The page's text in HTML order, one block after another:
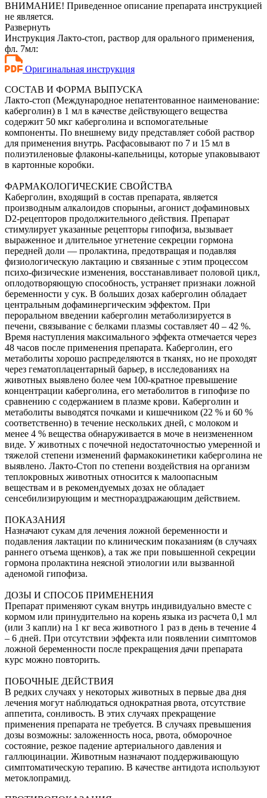
ВНИМАНИЕ! Приведенное описание препарата инструкцией
не является.
Развернуть
Инструкция Лакто-стоп, раствор для орального применения,
фл. 7мл:
Оригинальная инструкция
СОСТАВ И ФОРМА ВЫПУСКА
Лакто-стоп (Международное непатентованное наименование:
каберголин) в 1 мл в качестве действующего вещества
содержит 50 мкг каберголина и вспомогательные
компоненты. По внешнему виду представляет собой раствор
для применения внутрь. Расфасовывают по 7 и 15 мл в
полиэтиленовые флаконы-капельницы, которые упаковывают
в картонные коробки.
ФАРМАКОЛОГИЧЕСКИЕ СВОЙСТВА
Каберголин, входящий в состав препарата, является
производным алкалоидов спорыньи, агонист дофаминовых
D2-рецепторов продолжительного действия. Препарат
стимулирует указанные рецепторы гипофиза, вызывает
выраженное и длительное угнетение секреции гормона
передней доли — пролактина, предотвращая и подавляя
физиологическую лактацию и связанные с этим процессом
психо-физические изменения, восстанавливает половой цикл,
оплодотворяющую способность, устраняет признаки ложной
беременности у сук. В больших дозах каберголин обладает
центральным дофаминергическим эффектом. При
пероральном введении каберголин метаболизируется в
печени, связывание с белками плазмы составляет 40 – 42 %.
Время наступления максимального эффекта отмечается через
48 часов после применения препарата. Каберголин, его
метаболиты хорошо распределяются в тканях, но не проходят
через гематоплацентарный барьер, в исследованиях на
животных выявлено более чем 100-кратное превышение
концентрации каберголина, его метаболитов в гипофизе по
сравнению с содержанием в плазме крови. Каберголин и
метаболиты выводятся почками и кишечником (22 % и 60 %
соответственно) в течение нескольких дней, с молоком и
менее 4 % вещества обнаруживается в моче в неизмененном
виде. У животных с почечной недостаточностью умеренной и
тяжелой степени изменений фармакокинетики каберголина не
выявлено. Лакто-Стоп по степени воздействия на организм
теплокровных животных относится к малоопасным
веществам и в рекомендуемых дозах не обладает
сенсебилизирующим и местнораздражающим действием.
ПОКАЗАНИЯ
Назначают сукам для лечения ложной беременности и
подавления лактации по клиническим показаниям (в случаях
раннего отъема щенков), а так же при повышенной секреции
гормона пролактина неясной этиологии или вызванной
аденомой гипофиза.
ДОЗЫ И СПОСОБ ПРИМЕНЕНИЯ
Препарат применяют сукам внутрь индивидуально вместе с
кормом или принудительно на корень языка из расчета 0,1 мл
(или 3 капли) на 1 кг веса животного 1 раз в день в течение 4
– 6 дней. При отсутствии эффекта или появлении симптомов
ложной беременности после прекращения дачи препарата
курс можно повторить.
ПОБОЧНЫЕ ДЕЙСТВИЯ
В редких случаях у некоторых животных в первые два дня
лечения могут наблюдаться однократная рвота, отсутствие
аппетита, сонливость. В этих случаях прекращение
применения препарата не требуется. В случаях превышения
дозы возможны: заложенность носа, рвота, обморочное
состояние, резкое падение артериального давления и
галлюцинации. Животным назначают поддерживающую
симптоматическую терапию. В качестве антидота используют
метоклопрамид.